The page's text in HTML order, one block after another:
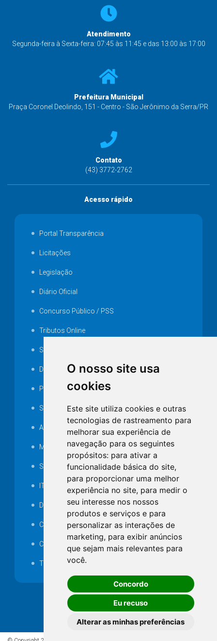
O nosso site usa
cookies
Este site utiliza cookies e outras
tecnologias de rastreamento para
melhorar sua experiência de
navegação para os seguintes
propósitos: para ativar a
funcionalidade básica do site,
para proporcionar uma melhor
experiência no site, para medir o
seu interesse nos nossos
produtos e serviços e para
personalizar as interações de
marketing, para exibir anúncios
que sejam mais relevantes para
você.
Concordo
Eu recuso
Alterar as minhas preferências
Atendimento
Segunda-feira à Sexta-feira: 07:45 às 11:45 e das 13:00 às 17:00
Prefeitura Municipal
Praça Coronel Deolindo, 151 - Centro - São Jerônimo da Serra/PR
Contato
(43) 3772-2762
Acesso rápido
Portal Transparência
Licitações
Legislação
Diário Oficial
Concurso Público / PSS
Tributos Online
Serviços ISS-E
Decretos
Portarias
SAMAE
Audiência pública
MANUTENÇÃO DE ILUMINAÇÃO PÚBLICA
Serviços Técnicos TI
ITR
Desapropriações
Catalogo Eletrônico de Padronização
Consórcios Municipais
Telefones Úteis